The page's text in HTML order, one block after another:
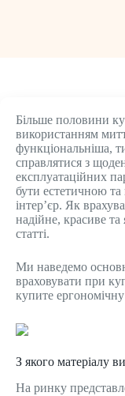
Більше половини
використанням
функціональніша,
справлятися з
експлуатаційних
бути естетичною
інтер’єр. Як
надійне, красиве та
статті.
Ми наведемо
враховувати при
купите
З якого матеріалу
На ринку